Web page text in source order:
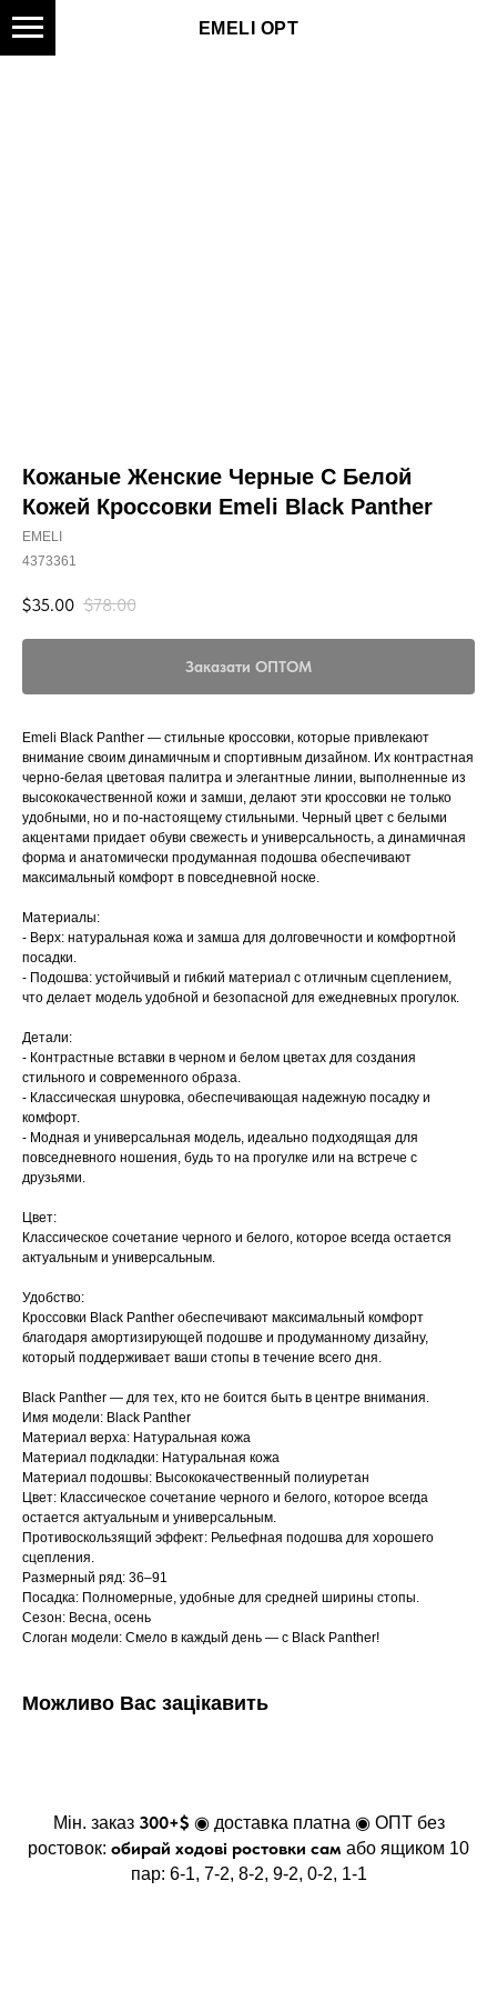
EMELI OPT
Кожаные Женские Черные С Белой
Кожей Кроссовки Emeli Black Panther
EMELI
4373361
$35.00 $78.00
Заказати ОПТОМ
Emeli Black Panther — стильные кроссовки, которые привлекают
внимание своим динамичным и спортивным дизайном. Их контрастная
черно-белая цветовая палитра и элегантные линии, выполненные из
высококачественной кожи и замши, делают эти кроссовки не только
удобными, но и по-настоящему стильными. Черный цвет с белыми
акцентами придает обуви свежесть и универсальность, а динамичная
форма и анатомически продуманная подошва обеспечивают
максимальный комфорт в повседневной носке.
Материалы:
- Верх: натуральная кожа и замша для долговечности и комфортной
посадки.
- Подошва: устойчивый и гибкий материал с отличным сцеплением,
что делает модель удобной и безопасной для ежедневных прогулок.
Детали:
- Контрастные вставки в черном и белом цветах для создания
стильного и современного образа.
- Классическая шнуровка, обеспечивающая надежную посадку и
комфорт.
- Модная и универсальная модель, идеально подходящая для
повседневного ношения, будь то на прогулке или на встрече с
друзьями.
Цвет:
Классическое сочетание черного и белого, которое всегда остается
актуальным и универсальным.
Удобство:
Кроссовки Black Panther обеспечивают максимальный комфорт
благодаря амортизирующей подошве и продуманному дизайну,
который поддерживает ваши стопы в течение всего дня.
Black Panther — для тех, кто не боится быть в центре внимания.
Имя модели: Black Panther
Материал верха: Натуральная кожа
Материал подкладки: Натуральная кожа
Материал подошвы: Высококачественный полиуретан
Цвет: Классическое сочетание черного и белого, которое всегда
остается актуальным и универсальным.
Противоскользящий эффект: Рельефная подошва для хорошего
сцепления.
Размерный ряд: 36–91
Посадка: Полномерные, удобные для средней ширины стопы.
Сезон: Весна, осень
Слоган модели: Смело в каждый день — с Black Panther!
Можливо Вас зацікавить
Мін. заказ 300+$ ◉ доставка платна ◉ ОПТ без
ростовок: обирай ходові ростовки сам або ящиком 10
пар: 6-1, 7-2, 8-2, 9-2, 0-2, 1-1